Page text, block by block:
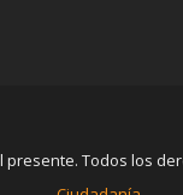
presente. Todos los